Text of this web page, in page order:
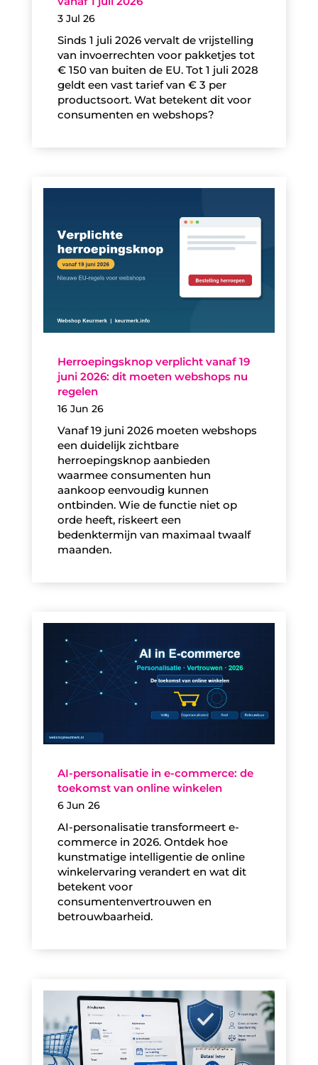
3 Jul 26
Sinds 1 juli 2026 vervalt de vrijstelling
van invoerrechten voor pakketjes tot
€ 150 van buiten de EU. Tot 1 juli 2028
geldt een vast tarief van € 3 per
productsoort. Wat betekent dit voor
consumenten en webshops?
Herroepingsknop verplicht vanaf 19
juni 2026: dit moeten webshops nu
regelen
16 Jun 26
Vanaf 19 juni 2026 moeten webshops
een duidelijk zichtbare
herroepingsknop aanbieden
waarmee consumenten hun
aankoop eenvoudig kunnen
ontbinden. Wie de functie niet op
orde heeft, riskeert een
bedenktermijn van maximaal twaalf
maanden.
AI-personalisatie in e-commerce: de
toekomst van online winkelen
6 Jun 26
AI-personalisatie transformeert e-
commerce in 2026. Ontdek hoe
kunstmatige intelligentie de online
winkelervaring verandert en wat dit
betekent voor
consumentenvertrouwen en
betrouwbaarheid.